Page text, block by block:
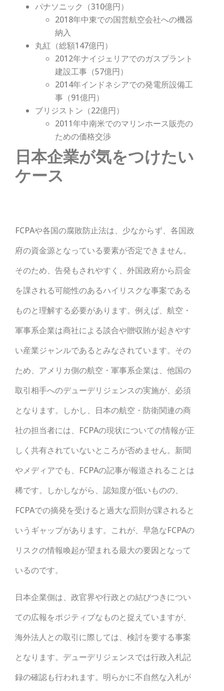
パナソニック（310億円）
2018年中東での国営航空会社への機器
納入
丸紅（総額147億円）
2012年ナイジェリアでのガスプラント
建設工事（57億円）
2014年インドネシアでの発電所設備工
事（91億円）
ブリジストン（22億円）
2011年中南米でのマリンホース販売の
ための価格交渉
日本企業が気をつけたい
ケース
FCPAや各国の腐敗防止法は、少なからず、各国政
府の資金源となっている要素が否定できません。
そのため、告発もされやすく、外国政府から罰金
を課される可能性のあるハイリスクな事案である
ものと理解する必要があります。例えば、航空・
軍事系企業は商社による談合や贈収賄が起きやす
い産業ジャンルであるとみなされています。その
ため、アメリカ側の航空・軍事系企業は、他国の
取引相手へのデューデリジェンスの実施が、必須
となります。しかし、日本の航空・防衛関連の商
社の担当者には、FCPAの現状についての情報が正
しく共有されていないところが否めません。新聞
やメディアでも、FCPAの記事が報道されることは
稀です。しかしながら、認知度が低いものの、
FCPAでの摘発を受けると過大な罰則が課されると
いうギャップがあります。これが、早急なFCPAの
リスクの情報喚起が望まれる最大の要因となって
いるのです。
日本企業側は、政官界や行政との結びつきについ
ての広報をポジティブなものと捉えていますが、
海外法人との取引に際しては、検討を要する事案
となります。デューデリジェンスでは行政入札記
録の確認も行われます。明らかに不自然な入札が